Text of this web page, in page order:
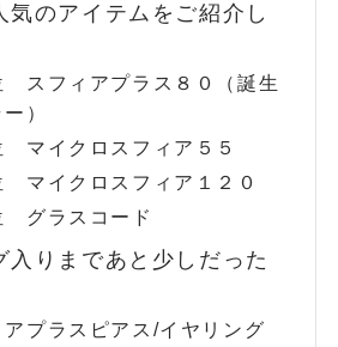
気のアイテムをご紹介し
スフィアプラス８０（誕生
）
マイクロスフィア５５
マイクロスフィア１２０
グラスコード
入りまであと少しだった
アプラスピアス/イヤリング